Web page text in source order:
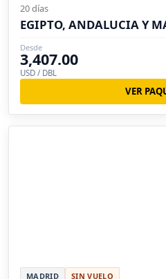
20 días
EGIPTO, ANDALUCIA Y
Desde
3,407.00
USD / DBL
VER
MADRID SIN VUELO